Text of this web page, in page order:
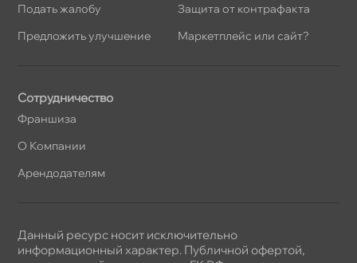
Подать жалобу
Предложить улучшение
Защита от контрафакта
Маркетплейс или сайт?
Сотрудничество
Франшиза
О Компании
Арендодателям
Данный ресурс носит исключительно
информационный характер. Публичной офертой,